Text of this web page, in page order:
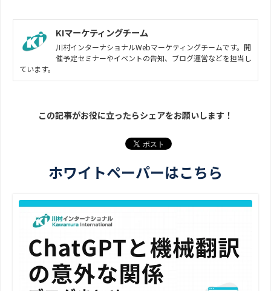
KIマーケティングチーム
川村インターナショナルWebマーケティングチームです。開
催予定セミナーやイベントの告知、ブログ運営などを担当し
ています。
この記事がお役に立ったらシェアをお願いします！
ホワイトペーパーはこちら